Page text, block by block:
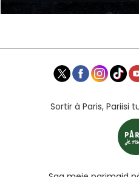
Sortir à Paris, Pariisi